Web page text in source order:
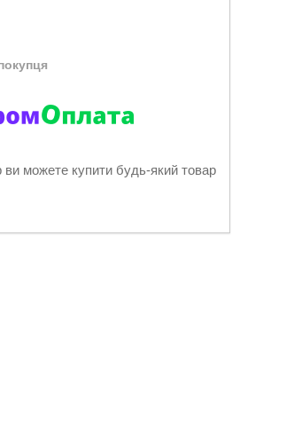
ви можете купити будь-який товар